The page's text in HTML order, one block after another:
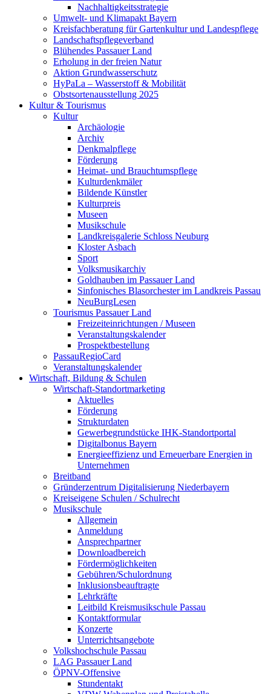
Nachhaltigkeitsstrategie
Umwelt- und Klimapakt Bayern
Kreisfachberatung für Gartenkultur und Landespflege
Landschaftspflegeverband
Blühendes Passauer Land
Erholung in der freien Natur
Aktion Grundwasserschutz
HyPaLa – Wasserstoff & Mobilität
Obstsortenausstellung 2025
Kultur & Tourismus
Kultur
Archäologie
Archiv
Denkmalpflege
Förderung
Heimat- und Brauchtumspflege
Kulturdenkmäler
Bildende Künstler
Kulturpreis
Museen
Musikschule
Landkreisgalerie Schloss Neuburg
Kloster Asbach
Sport
Volksmusikarchiv
Goldhauben im Passauer Land
Sinfonisches Blasorchester im Landkreis Passau
NeuBurgLesen
Tourismus Passauer Land
Freizeiteinrichtungen / Museen
Veranstaltungskalender
Prospektbestellung
PassauRegioCard
Veranstaltungskalender
Wirtschaft, Bildung & Schulen
Wirtschaft-Standortmarketing
Aktuelles
Förderung
Strukturdaten
Gewerbegrundstücke IHK-Standortportal
Digitalbonus Bayern
Energieeffizienz und Erneuerbare Energien in
Unternehmen
Breitband
Gründerzentrum Digitalisierung Niederbayern
Kreiseigene Schulen / Schulrecht
Musikschule
Allgemein
Anmeldung
Ansprechpartner
Downloadbereich
Fördermöglichkeiten
Gebühren/Schulordnung
Inklusionsbeauftragte
Lehrkräfte
Leitbild Kreismusikschule Passau
Kontaktformular
Konzerte
Unterrichtsangebote
Volkshochschule Passau
LAG Passauer Land
ÖPNV-Offensive
Stundentakt